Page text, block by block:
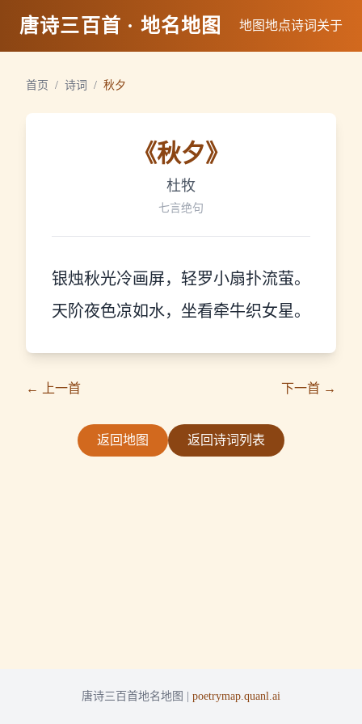
唐诗三百首 · 地名地图 地图地点诗词 关于
首页 / 诗词 / 秋夕
《秋夕》
杜牧
七言绝句
银烛秋光冷画屏，轻罗小扇扑流萤。
天阶夜色凉如水，坐看牵牛织女星。
← 上一首 下一首 →
返回地图 返回诗词列表
唐诗三百首地名地图 | poetrymap.quanl.ai